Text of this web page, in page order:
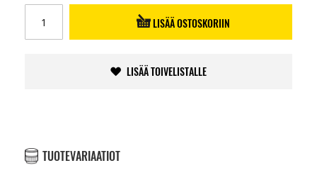
LISÄÄ OSTOSKORIIN
LISÄÄ TOIVELISTALLE
TUOTEVARIAATIOT